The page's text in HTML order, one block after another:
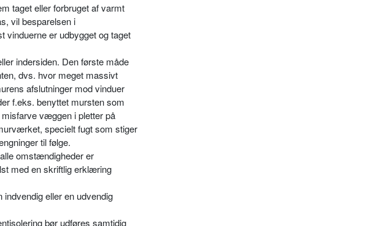
taget eller forbruget af varmt
vil besparelsen i
vinduerne er udbygget og taget
indersiden. Den første måde
dvs. hvor meget massivt
afslutninger mod vinduer
f.eks. benyttet mursten som
væggen i pletter på
specielt fugt som stiger
til følge.
omstændigheder er
med en skriftlig erklæring
eller en udvendig
bør udføres samtidig